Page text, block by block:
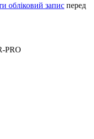
обліковий запис перед
PRO